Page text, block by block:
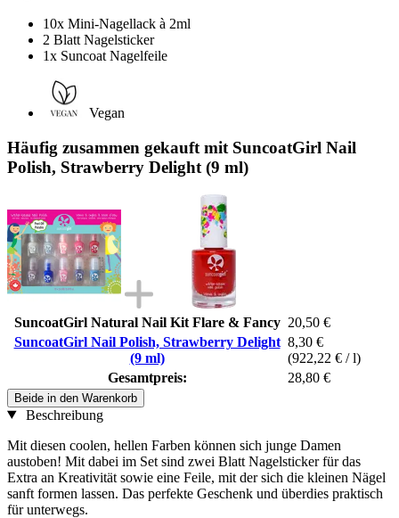
10x Mini-Nagellack à 2ml
2 Blatt Nagelsticker
1x Suncoat Nagelfeile
Vegan
Häufig zusammen gekauft mit SuncoatGirl Nail
Polish, Strawberry Delight (9 ml)
SuncoatGirl Natural Nail Kit Flare & Fancy 20,50 €
SuncoatGirl Nail Polish, Strawberry Delight
(9 ml)
8,30 €
(922,22 € / l)
Gesamtpreis:
28,80 €
Beide in den Warenkorb
Beschreibung
Mit diesen coolen, hellen Farben können sich junge Damen
austoben! Mit dabei im Set sind zwei Blatt Nagelsticker für das
Extra an Kreativität sowie eine Feile, mit der sich die kleinen Nägel
sanft formen lassen. Das perfekte Geschenk und überdies praktisch
für unterwegs.